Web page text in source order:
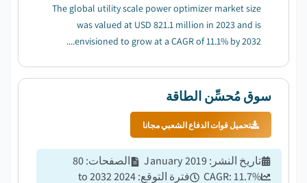
The global utility scale power optimizer market size
was valued at USD 821.1 million in 2023 and is
envisioned to grow at a CAGR of 11.1% by 2032....
سوق مُحسِّن الطاقة
تحميل قوات الدفاع الشعبي مجانا
تاريخ النشر :
January 2019 الصفحات:
80
CAGR:11.7% فترة التوقع:
2024 to 2032